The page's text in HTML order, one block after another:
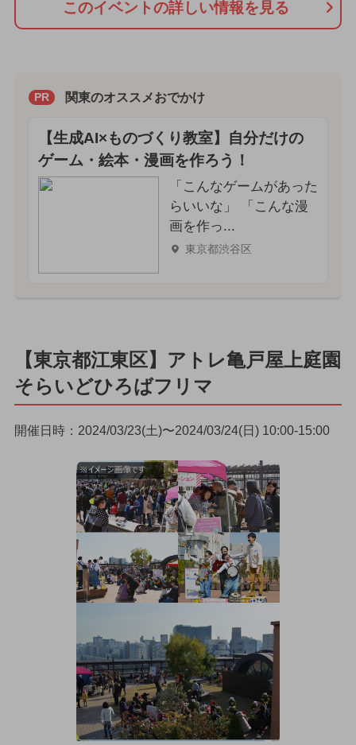
このイベントの詳しい情報を見る
PR 関東のオススメおでかけ
【生成AI×ものづくり教室】自分だけの
ゲーム・絵本・漫画を作ろう！
「こんなゲームがあった
らいいな」 「こんな漫
画を作っ...
東京都渋谷区
【東京都江東区】アトレ亀戸屋上庭園
そらいどひろばフリマ
開催日時：2024/03/23(土)〜2024/03/24(日) 10:00-15:00